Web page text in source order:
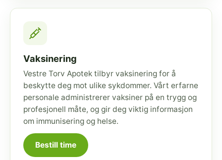
Vaksinering
Vestre Torv Apotek tilbyr vaksinering for å
beskytte deg mot ulike sykdommer. Vårt erfarne
personale administrerer vaksiner på en trygg og
profesjonell måte, og gir deg viktig informasjon
om immunisering og helse.
Bestill time